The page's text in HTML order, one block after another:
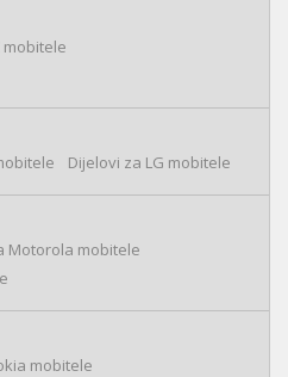
mobitele
Dijelovi za LG mobitele
Motorola mobitele
mobitele